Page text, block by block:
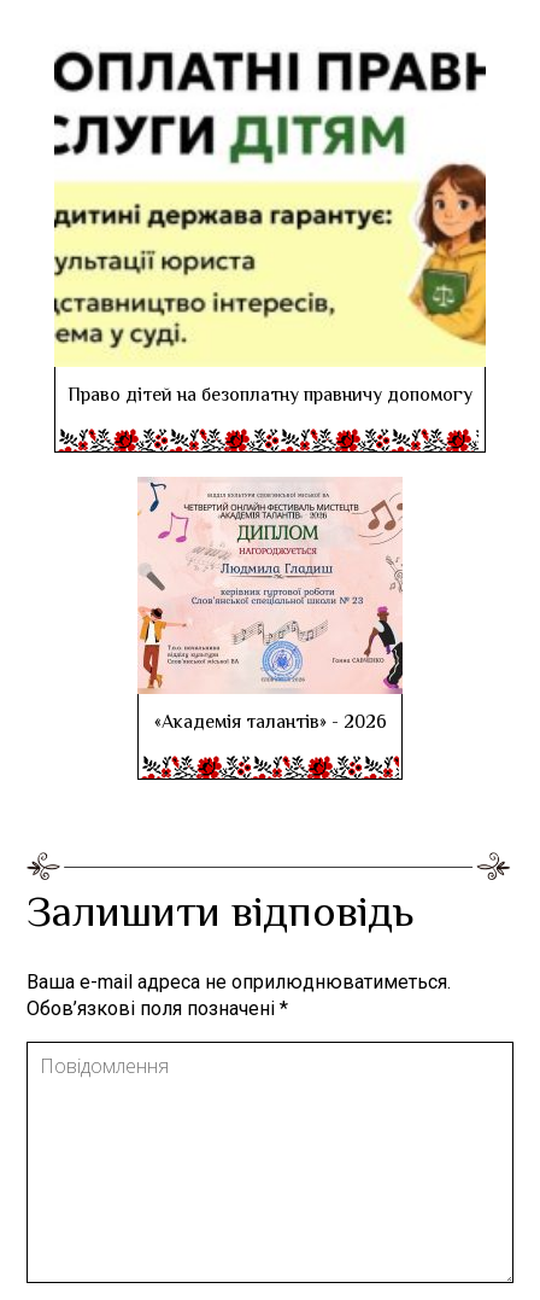
Право дітей на безоплатну правничу допомогу
«Академія талантів» - 2026
Залишити відповідь
Ваша e-mail адреса не оприлюднюватиметься.
Обов’язкові поля позначені*